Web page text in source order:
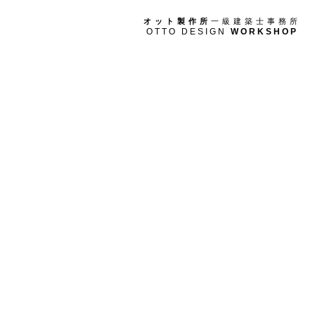
オット製作所一級建築士事務所
OTTO DESIGN WORKSHOP